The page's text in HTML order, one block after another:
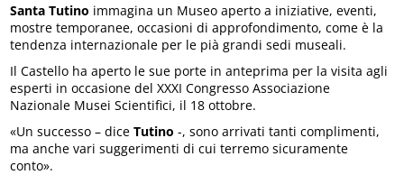
Santa Tutino immagina un Museo aperto a iniziative, eventi,
mostre temporanee, occasioni di approfondimento, come è la
tendenza internazionale per le pià grandi sedi museali.
Il Castello ha aperto le sue porte in anteprima per la visita agli
esperti in occasione del XXXI Congresso Associazione
Nazionale Musei Scientifici, il 18 ottobre.
«Un successo – diceTutino -, sono arrivati tanti complimenti,
ma anche vari suggerimenti di cui terremo sicuramente
conto».